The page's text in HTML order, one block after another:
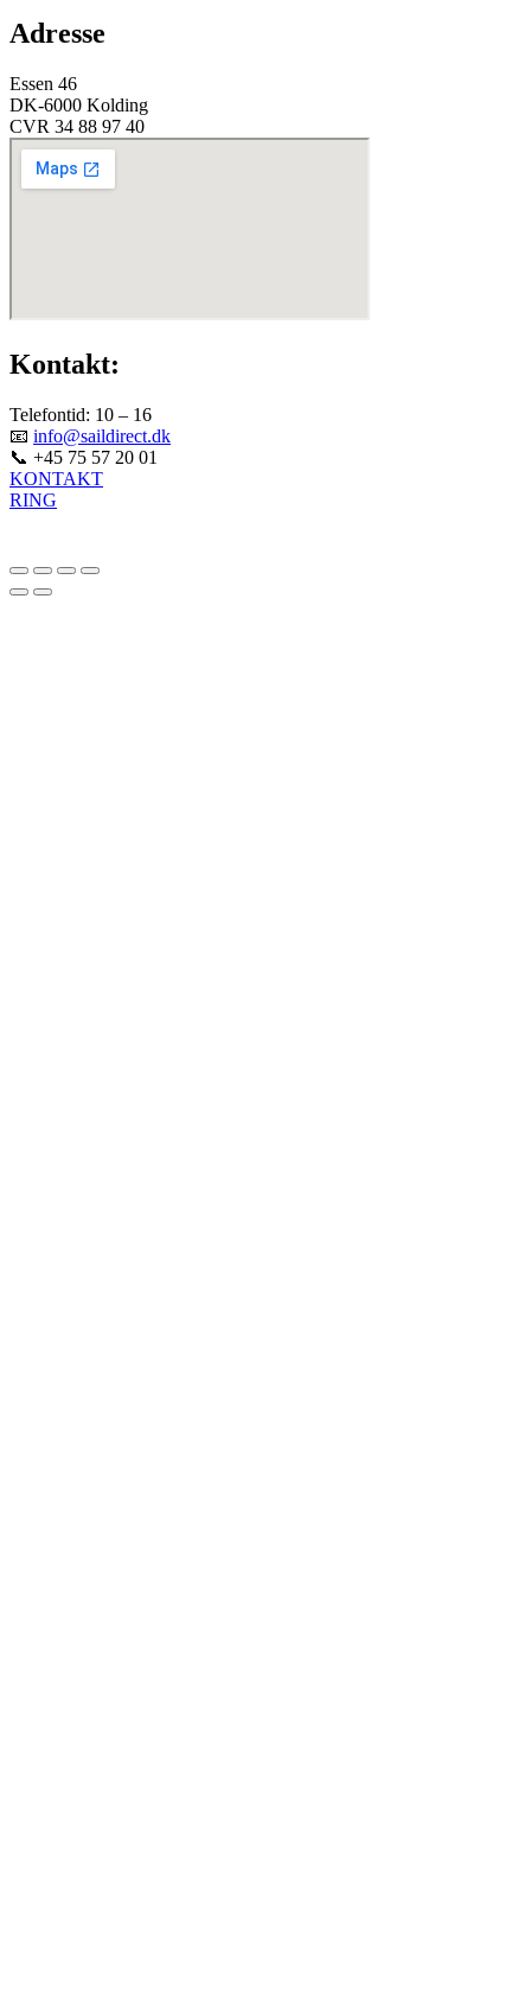
Adresse
Essen 46
DK-6000 Kolding
CVR 34 88 97 40
Kontakt:
Telefontid: 10 – 16
📧 info@saildirect.dk
📞 +45 75 57 20 01
KONTAKT
RING